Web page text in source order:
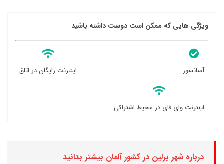
ویژگی هایی که ممکن است دوست داشته باشید
آسانسور اینترنت رایگان در اتاق
اینترنت وای فای در محیط اشتراکی
درباره شهر برلین در کشور آلمان بیشتر بدانید